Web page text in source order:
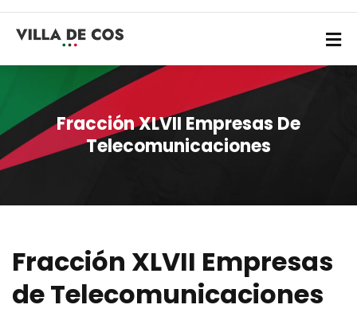
Fracción XLVII Empresas De
Telecomunicaciones
Fracción XLVII Empresas
de Telecomunicaciones